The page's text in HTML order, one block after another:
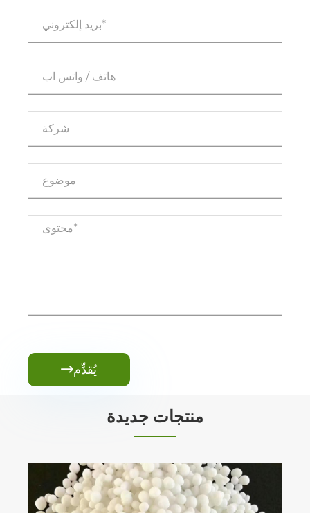
يُقدِّم
منتجات جديدة